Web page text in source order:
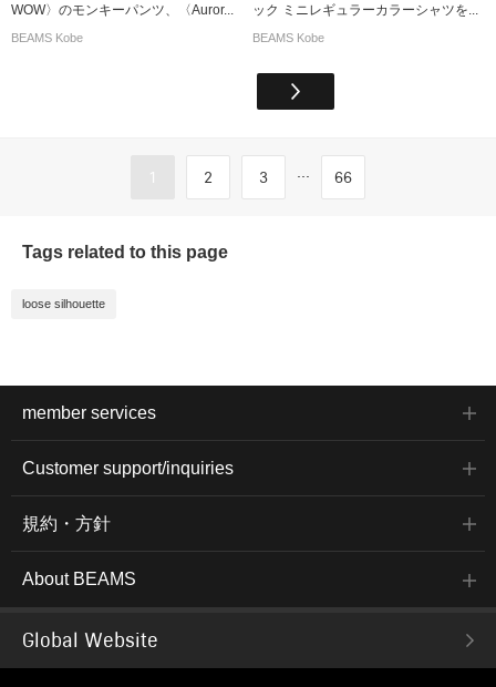
WOW〉のモンキーパンツ、〈Auror...
BEAMS Kobe
ック ミニレギュラーカラーシャツを...
BEAMS Kobe
1 2 3 ... 66
Tags related to this page
loose silhouette
member services
Customer support/inquiries
規約・方針
About BEAMS
Global Website